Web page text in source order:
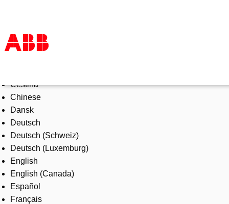
Products & Solutions
Industries
Services
About us
Where to buy
Contact us
Careers
Čeština
Chinese
Dansk
Deutsch
Deutsch (Schweiz)
Deutsch (Luxemburg)
English
English (Canada)
Español
Français